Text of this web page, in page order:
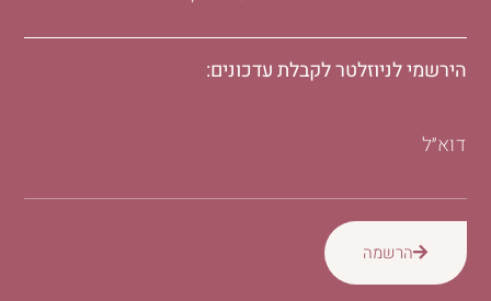
הירשמי לניוזלטר לקבלת עדכונים:
דוא״ל
הרשמה